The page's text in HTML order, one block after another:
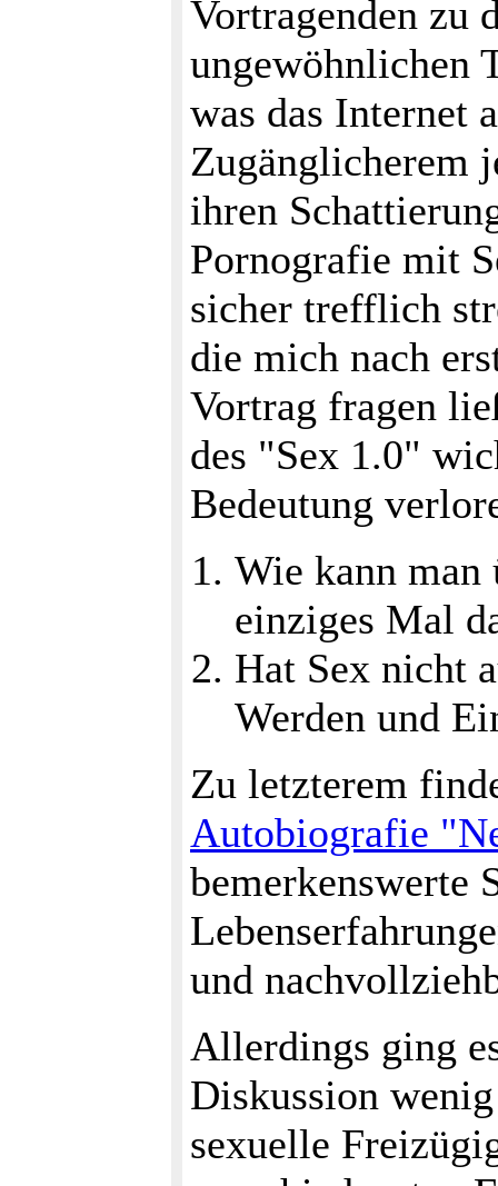
Vortragenden zu
ungewöhnlichen
was das Internet
Zugänglicherem
ihren
Pornografie mit
sicher trefflich
die mich nach
Vortrag fragen
des "Sex 1.0"
Bedeutung
Wie kann man
einziges Mal
Hat Sex nicht
Werden und
Zu letzterem
Autobiografie
bemerkenswerte
und
Allerdings ging
Diskussion
sexuelle